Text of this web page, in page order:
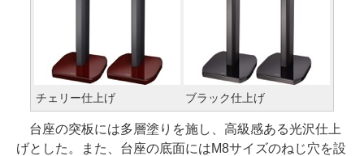
チェリー仕上げ ブラック仕上げ
台座の突板には多層塗りを施し、高級感ある光沢仕上
げとした。また、台座の底面にはM8サイズのねじ穴を設